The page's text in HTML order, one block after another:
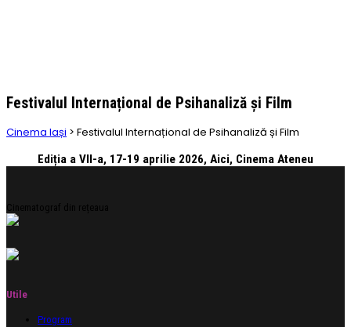
Festivalul Internațional de Psihanaliză și Film
Cinema Iași > Festivalul Internațional de Psihanaliză și Film
Ediția a VII-a, 17-19 aprilie 2026, Aici, Cinema Ateneu
Cinematograf din rețeaua
Utile
Program